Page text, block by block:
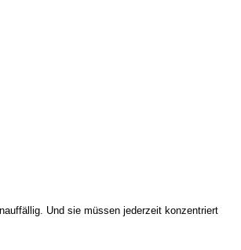
Und sie müssen jederzeit konzentriert